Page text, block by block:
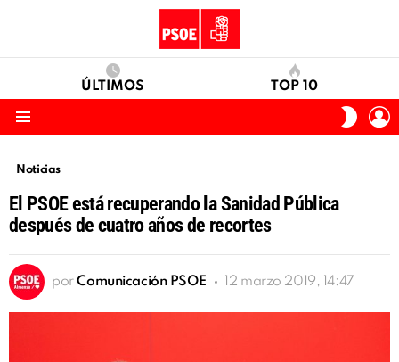
ÚLTIMOS TOP 10
SKIN
Noticias
El PSOE está recuperando la Sanidad Pública
después de cuatro años de recortes
por Comunicación PSOE 12 marzo 2019, 14:47